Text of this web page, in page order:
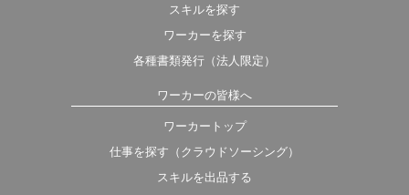
スキルを探す
ワーカーを探す
各種書類発行（法人限定）
ワーカーの皆様へ
ワーカートップ
仕事を探す（クラウドソーシング）
スキルを出品する